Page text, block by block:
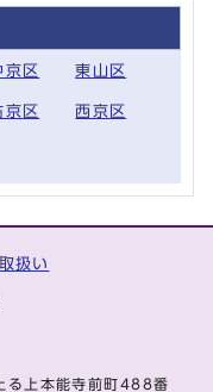
京区 東山区
京区 西京区
扱い
上本能寺前町488番